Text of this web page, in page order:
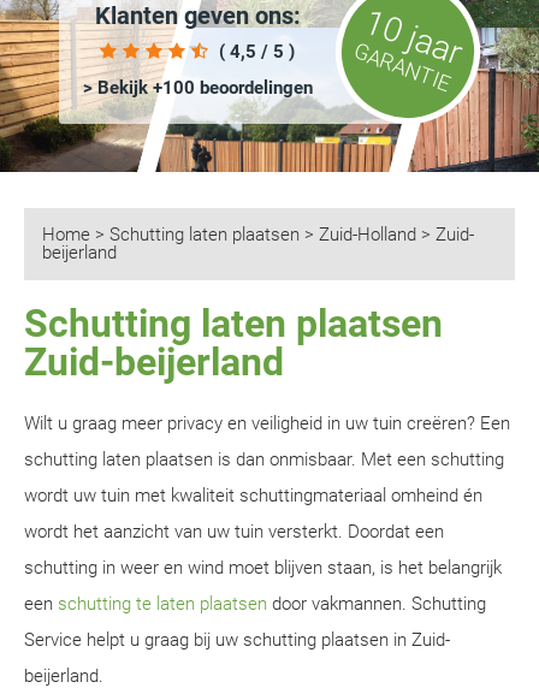
Klanten geven ons:
( 4,5 / 5 )
> Bekijk +100 beoordelingen
10 jaar
GARANTIE
Home > Schutting laten plaatsen > Zuid-Holland > Zuid-
beijerland
Schutting laten plaatsen
Zuid-beijerland
Wilt u graag meer privacy en veiligheid in uw tuin creëren? Een
schutting laten plaatsen is dan onmisbaar. Met een schutting
wordt uw tuin met kwaliteit schuttingmateriaal omheind én
wordt het aanzicht van uw tuin versterkt. Doordat een
schutting in weer en wind moet blijven staan, is het belangrijk
een schutting te laten plaatsen door vakmannen. Schutting
Service helpt u graag bij uw schutting plaatsen in Zuid-
beijerland.